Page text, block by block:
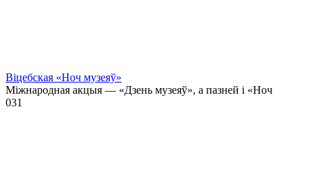
Віцебская «Ноч музеяў»
Міжнародная акцыя — «Дзень музеяў», а пазней і «Ноч
031